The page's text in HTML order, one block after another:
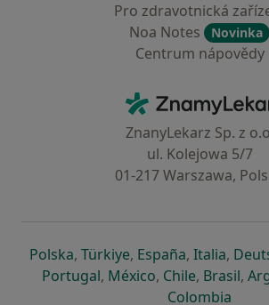
Pro zdravotnická
Noa Notes
Novinka
Centrum nápovědy
ZnamyLekar
ZnanyLekarz Sp. z
ul. Kolejowa 5/7
01-217 Warszawa,
Polskase otevře v nové záložce
, Türkiyese otevře v nové
, Españase otevře v
, Italiase
,
Portugalse otevře v nové záložce
, Méxicose otevře v nové
, Chilese otevře
, Brasilse
,
Colombia